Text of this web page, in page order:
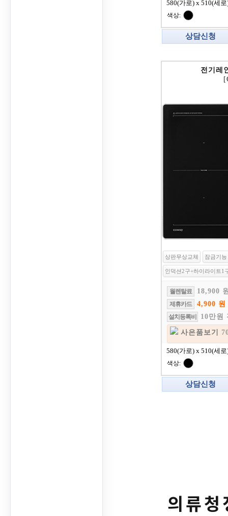
580(가로) x 510(세
색상:
상담신청
전기레
상판무상교체 잠금기능
인덕션2구+하이라이트1
월렌탈료 18,900
제휴카드 4,900 원
설치등록비 10만원
사은품보기
580(가로) x 510(세
색상:
상담신청
의류청